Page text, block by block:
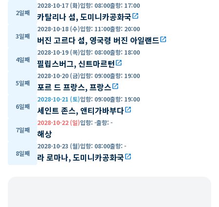
2일째
2028-10-17 (화)입항: 08:00출항: 17:00
카탈리나 섬, 도미니카공화국open_in_new
3일째
2028-10-18 (수)입항: 11:00출항: 20:00
버진 고르다 섬, 영국령 버진 아일랜드open_in_new
4일째
2028-10-19 (목)입항: 08:00출항: 18:00
필립스버그, 신트마르턴open_in_new
5일째
2028-10-20 (금)입항: 09:00출항: 19:00
포르 드 프랑스, 프랑스open_in_new
6일째
2028-10-21 (토)입항: 09:00출항: 19:00
세인트 존스, 앤티가바부다open_in_new
7일째
2028-10-22 (일)입항: -출항: -
해상
8일째
2028-10-23 (월)입항: 08:00출항: -
라 로마나, 도미니카공화국open_in_new